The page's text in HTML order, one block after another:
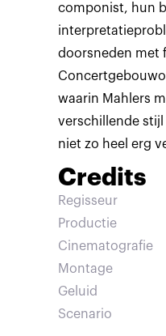
componist, hun
doorsneden met
waarin Mahlers
verschillende
niet zo heel erg
Credits
Regisseur
Productie
Cinematografie
Montage
Geluid
Scenario